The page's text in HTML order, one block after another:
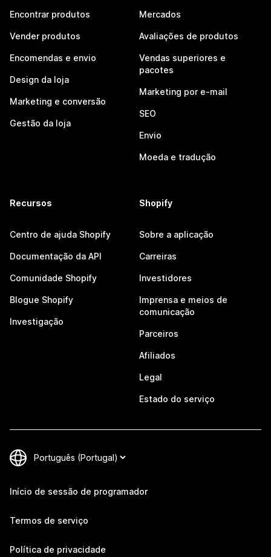
Encontrar produtos
Vender produtos
Encomendas e envio
Design da loja
Marketing e conversão
Gestão da loja
Mercados
Avaliações de produtos
Vendas superiores e
pacotes
Marketing por e-mail
SEO
Envio
Moeda e tradução
Recursos
Centro de ajuda Shopify
Documentação da API
Comunidade Shopify
Blogue Shopify
Investigação
Shopify
Sobre a aplicação
Carreiras
Investidores
Imprensa e meios de
comunicação
Parceiros
Afiliados
Legal
Estado do serviço
Início de sessão de programador
Termos de serviço
Política de privacidade